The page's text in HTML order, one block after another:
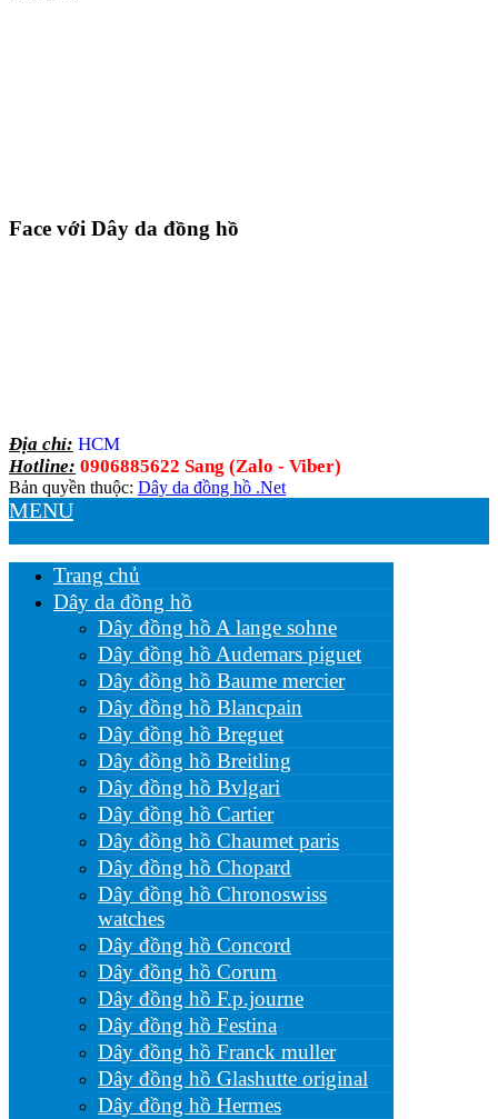
Face với Dây da đồng hồ
Địa chỉ: HCM
Hotline: 0906885622 Sang (Zalo - Viber)
Bản quyền thuộc: Dây da đồng hồ .Net
MENU
Trang chủ
Dây da đồng hồ
Dây đồng hồ A lange sohne
Dây đồng hồ Audemars piguet
Dây đồng hồ Baume mercier
Dây đồng hồ Blancpain
Dây đồng hồ Breguet
Dây đồng hồ Breitling
Dây đồng hồ Bvlgari
Dây đồng hồ Cartier
Dây đồng hồ Chaumet paris
Dây đồng hồ Chopard
Dây đồng hồ Chronoswiss
watches
Dây đồng hồ Concord
Dây đồng hồ Corum
Dây đồng hồ F.p.journe
Dây đồng hồ Festina
Dây đồng hồ Franck muller
Dây đồng hồ Glashutte original
Dây đồng hồ Hermes